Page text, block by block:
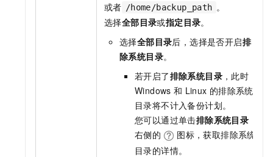
或者 /home/backup_path 。
选择全部目录或指定目录。
选择全部目录后，选择是否开启排
除系统目录。
若开启了排除系统目录 ，此时
Windows 和 Linux 的排除系统
目录将不计入备份计划。
您可以通过单击排除系统目录
右侧的
图标，获取排除系统
目录的详情。